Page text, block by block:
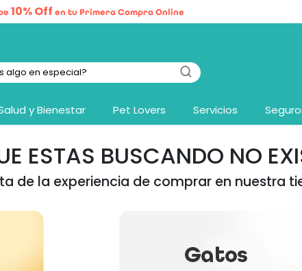
10% Off en tu Primera Compra Online
y Bienestar Pet Lovers Servicios
ESTAS BUSCANDO NO
de la experiencia de comprar en nuestra